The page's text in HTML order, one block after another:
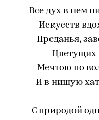
Все дух в нем
Искусств
Преданья,
Цветущих
Мечтою по
И в нищую
С природой